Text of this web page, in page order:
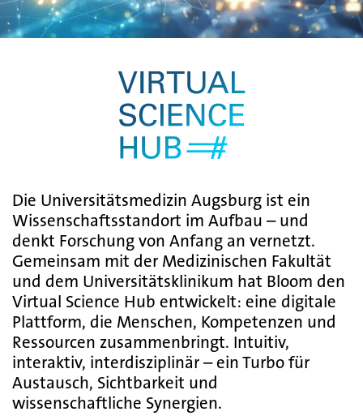
Die Universitätsmedizin Augsburg ist ein
Wissenschaftsstandort im Aufbau – und
denkt Forschung von Anfang an vernetzt.
Gemeinsam mit der Medizinischen Fakultät
und dem Universitätsklinikum hat Bloom den
Virtual Science Hub entwickelt: eine digitale
Plattform, die Menschen, Kompetenzen und
Ressourcen zusammenbringt. Intuitiv,
interaktiv, interdisziplinär – ein Turbo für
Austausch, Sichtbarkeit und
wissenschaftliche Synergien.